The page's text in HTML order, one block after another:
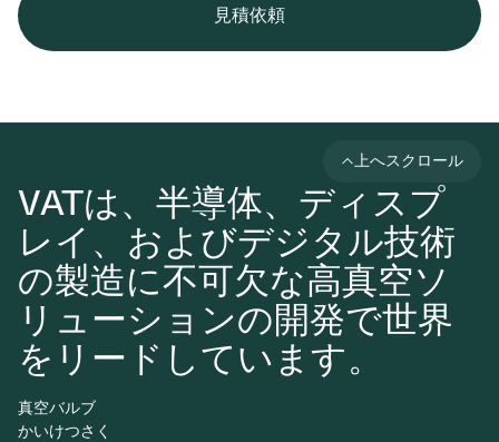
見積依頼
VATは、半導体、ディスプ
レイ、およびデジタル技術
の製造に不可欠な高真空ソ
リューションの開発で世界
をリードしています。
上へスクロール
真空バルブ
かいけつさく